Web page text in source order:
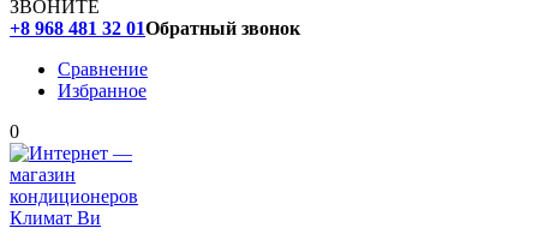
ЗВОНИТЕ
+8 968 481 32 01Обратный звонок
Сравнение
Избранное
0